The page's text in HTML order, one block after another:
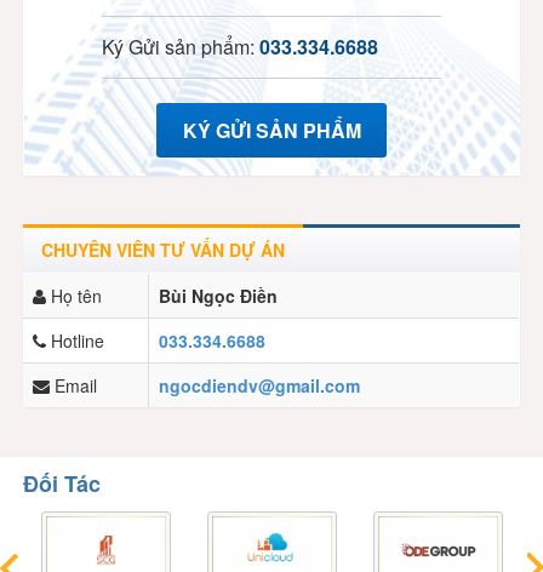
Ký Gửi sản phẩm: 033.334.6688
KÝ GỬI SẢN PHẨM
CHUYÊN VIÊN TƯ VẤN DỰ ÁN
Họ tên
Bùi Ngọc Điền
Hotline
033.334.6688
Email
ngocdiendv@gmail.com
Đối Tác